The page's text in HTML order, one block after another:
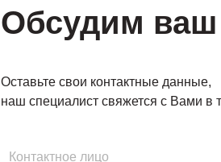
Обсудим ваш
Оставьте свои контактные данные,
наш специалист свяжется с Вами в
Имя